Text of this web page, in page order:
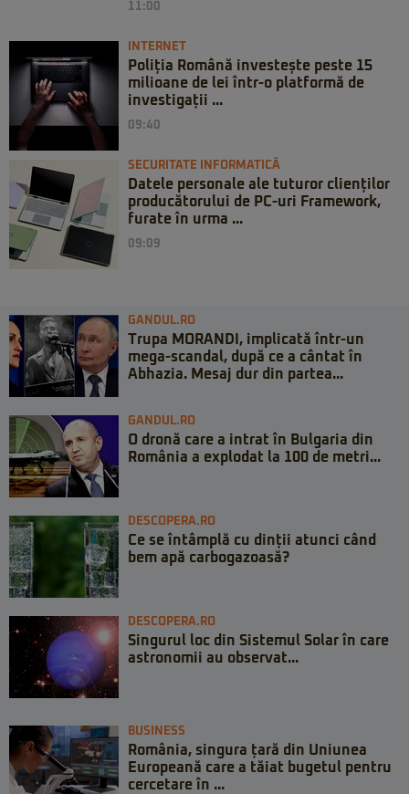
11:00
INTERNET
Poliția Română investește peste 15
milioane de lei într-o platformă de
investigații ...
09:40
SECURITATE INFORMATICĂ
Datele personale ale tuturor clienților
producătorului de PC-uri Framework,
furate în urma ...
09:09
GANDUL.RO
Trupa MORANDI, implicată într-un
mega-scandal, după ce a cântat în
Abhazia. Mesaj dur din partea...
GANDUL.RO
O dronă care a intrat în Bulgaria din
România a explodat la 100 de metri...
DESCOPERA.RO
Ce se întâmplă cu dinții atunci când
bem apă carbogazoasă?
DESCOPERA.RO
Singurul loc din Sistemul Solar în care
astronomii au observat...
BUSINESS
România, singura țară din Uniunea
Europeană care a tăiat bugetul pentru
cercetare în ...